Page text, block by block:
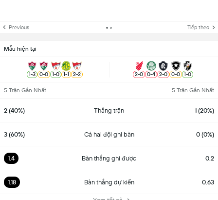
Previous Tiếp theo
Mẫu hiện tại
1-3 0-0 1-0 1-1 2-2 2-0 0-4 2-0 0-0 1-0
5 Trận Gần Nhất 5 Trận Gần Nhất
2 (40%) Thắng trận 1 (20%)
3 (60%) Cả hai đội ghi bàn 0 (0%)
1.4 Bàn thắng ghi được 0.2
1.18 Bàn thắng dự kiến 0.63